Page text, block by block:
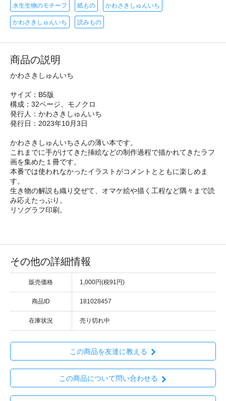
水生生物のモチーフ 紙もの かわさきしゅんいち
かわさきしゅんいち 読みもの
商品の説明
かわさきしゅんいち
サイズ：B5版
構成：32ページ、モノクロ
発行人：かわさきしゅんいち
発行日：2023年10月3日
かわさきしゅんいちさんの薄い本です。
これまでに手がけてきた挿絵などの制作過程で描かれてきたラフ
画を集めた１冊です。
本番では使われなかったイラストがコメントとともに楽しめま
す。
生き物の解説も織り交ぜて、オマケ絵や描く工程など隅々まで読
み応えたっぷり。
リソグラフ印刷。
その他の詳細情報
販売価格 1,000円(税91円)
商品ID 181028457
在庫状況 売り切れ中
この商品を友達に教える
この商品について問い合わせる